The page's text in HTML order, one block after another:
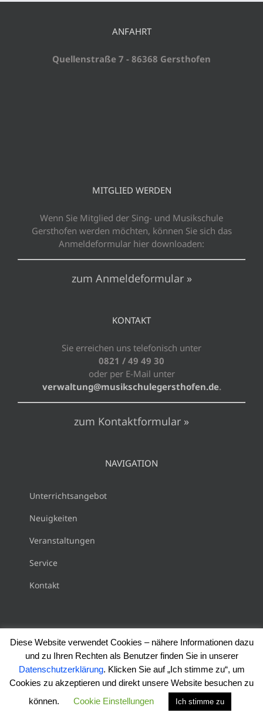
ANFAHRT
Quellenstraße 7 - 86368 Gersthofen
MITGLIED WERDEN
Wenn Sie Mitglied der Sing- und Musikschule
Gersthofen werden möchten, können Sie sich das
Anmeldeformular hier downloaden:
zum Anmeldeformular »
KONTAKT
Sie erreichen uns telefonisch unter
0821 / 49 49 30
oder per E-Mail unter
verwaltung@musikschulegersthofen.de.
zum Kontaktformular »
NAVIGATION
Unterrichtsangebot
Neuigkeiten
Veranstaltungen
Service
Kontakt
Copyright 2018 Musikschule Gersthofen |Impressum|
Haftungsausschluss| Datenschutzerklärung|AGB
Instagram
Diese Website verwendet Cookies – nähere Informationen dazu
und zu Ihren Rechten als Benutzer finden Sie in unserer
Datenschutzerklärung. Klicken Sie auf „Ich stimme zu“, um
Cookies zu akzeptieren und direkt unsere Website besuchen zu
können.
Cookie Einstellungen Ich stimme zu